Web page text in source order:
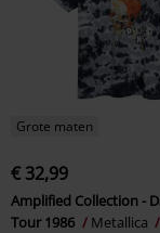
Grote maten
€ 32,99
Amplified Collection -
Tour 1986
Metallica